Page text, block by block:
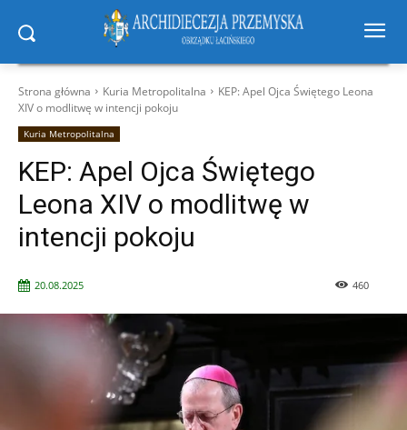
Strona główna Kuria Metropolitalna
KEP: Apel Ojca Świętego Leona
XIV o modlitwę w intencji pokoju
Kuria Metropolitalna
KEP: Apel Ojca Świętego
Leona XIV o modlitwę w
intencji pokoju
20.08.2025 460